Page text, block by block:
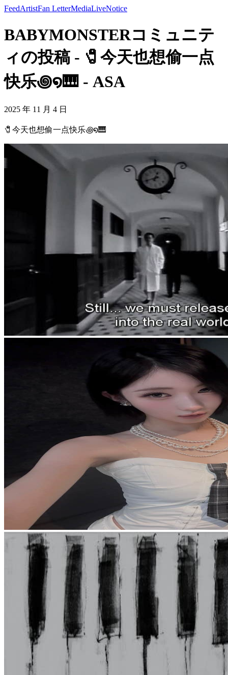
FeedArtistFan LetterMediaLiveNotice
BABYMONSTERコミュニテ
ィの投稿 - 🧷今天也想偷一点
快乐꩜໑🎹 - ASA
2025 年 11 月 4 日
🧷今天也想偷一点快乐꩜໑🎹